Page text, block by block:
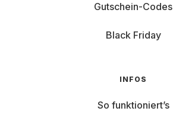
Gutschein-Codes
Black Friday
INFOS
So funktioniert’s